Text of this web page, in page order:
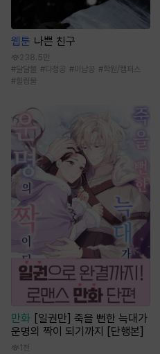
웹툰 나쁜 친구
238.5만
#달달물 #다정공 #미남공 #학원/캠퍼스
# 힐링물
만화 [일권만] 죽을 뻔한 늑대가
운명의 짝이 되기까지 [단행본]
1천